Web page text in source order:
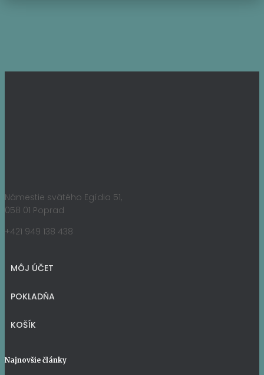
Námestie svätého Egídia 51,
058 01 Poprad
+421 949 138 438
MÔJ ÚČET
POKLADŇA
KOŠÍK
Najnovšie články